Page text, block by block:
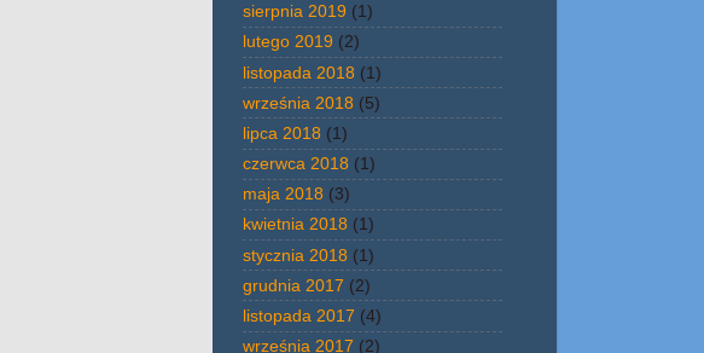
sierpnia 2019 (1)
lutego 2019 (2)
listopada 2018 (1)
września 2018 (5)
lipca 2018 (1)
czerwca 2018 (1)
maja 2018 (3)
kwietnia 2018 (1)
stycznia 2018 (1)
grudnia 2017 (2)
listopada 2017 (4)
września 2017 (2)